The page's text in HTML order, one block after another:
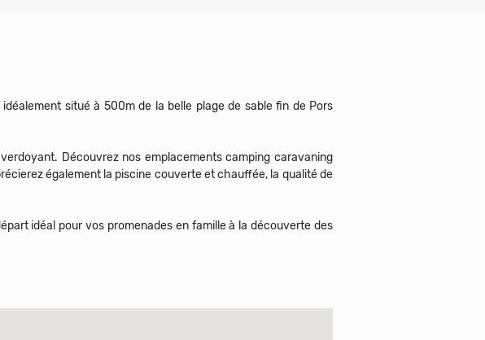
situé à 500m de la belle plage de sable fin de Pors
Découvrez nos emplacements camping caravaning
également la piscine couverte et chauffée, la qualité de
idéal pour vos promenades en famille à la découverte des